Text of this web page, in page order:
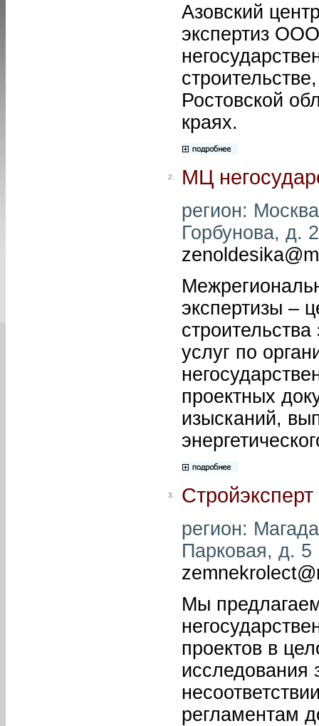
Азовский
экспертиз ООО
Ростовской
краях.
2. МЦ
регион:
Горбунова, д.
экспертизы –
услуг по
проектных
изысканий,
3.
регион:
Парковая, д.
Мы
проектов в
исследования
регламентам